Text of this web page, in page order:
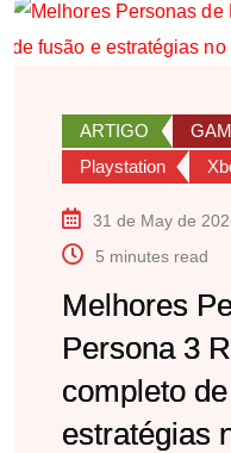
ARTIGO
Playstation
31 de May de
5 minutes read
Melhores
Persona 3
completo
estratégias